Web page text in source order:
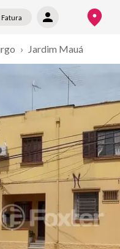
Fatura
› Jardim Mauá